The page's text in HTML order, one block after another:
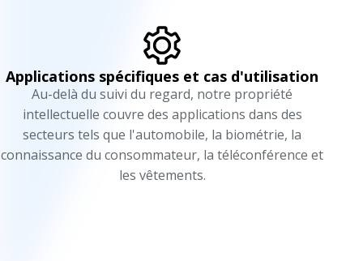
Applications spécifiques et cas d'utilisation
Au-delà du suivi du regard, notre propriété
intellectuelle couvre des applications dans des
secteurs tels que l'automobile, la biométrie, la
connaissance du consommateur, la téléconférence et
les vêtements.